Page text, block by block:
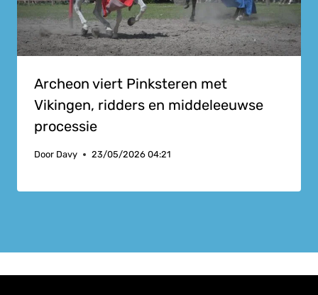
Archeon viert Pinksteren met
Vikingen, ridders en middeleeuwse
processie
Door Davy 23/05/2026 04:21